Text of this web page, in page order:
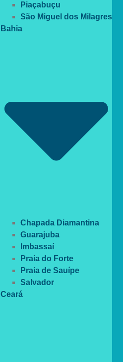
Piaçabuçu
São Miguel dos Milagres
Bahia
Chapada Diamantina
Guarajuba
Imbassaí
Praia do Forte
Praia de Sauípe
Salvador
Ceará